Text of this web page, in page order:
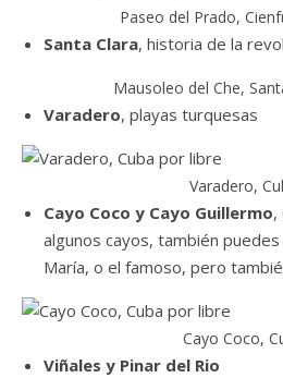
Paseo del Prado,
Santa Clara, historia de la
Mausoleo del Che,
Varadero, playas turquesas
Varadero,
Cayo Coco y Cayo Guillermo,
algunos cayos, también
María, o el famoso, pero
Cayo Coco,
Viñales y Pinar del Rio